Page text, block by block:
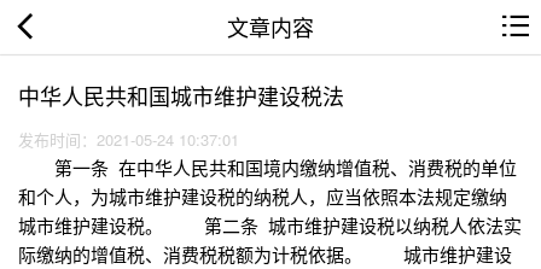
文章内容
中华人民共和国城市维护建设税法
发布时间：2021-05-24 10:37:01
第一条 在中华人民共和国境内缴纳增值税、消费税的单位
和个人，为城市维护建设税的纳税人，应当依照本法规定缴纳
城市维护建设税。 第二条 城市维护建设税以纳税人依法实
际缴纳的增值税、消费税税额为计税依据。 城市维护建设